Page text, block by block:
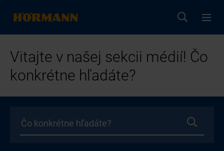
Vitajte v našej sekcii médií! Čo
konkrétne hľadáte?